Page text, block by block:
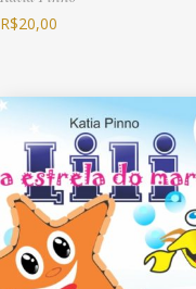
R$20,00